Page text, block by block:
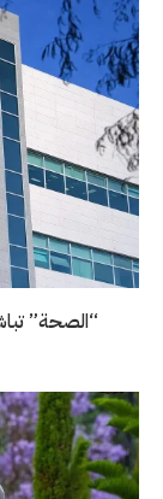
“الصحة”